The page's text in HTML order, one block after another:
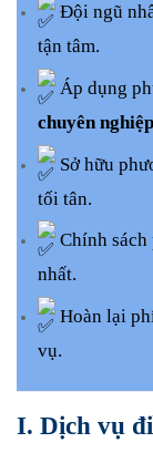
Đội ngũ
tận tâm.
Áp dụng
chuyên nghiệp
Sở hữu
tối tân.
Chính sách
nhất.
Hoàn lại
vụ.
I. Dịch vụ